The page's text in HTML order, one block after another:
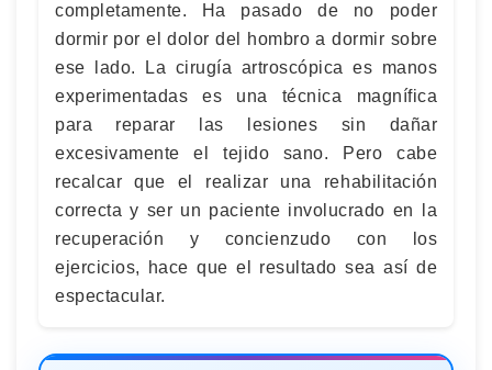
completamente. Ha pasado de no poder
dormir por el dolor del hombro a dormir sobre
ese lado. La cirugía artroscópica es manos
experimentadas es una técnica magnífica
para reparar las lesiones sin dañar
excesivamente el tejido sano. Pero cabe
recalcar que el realizar una rehabilitación
correcta y ser un paciente involucrado en la
recuperación y concienzudo con los
ejercicios, hace que el resultado sea así de
espectacular.